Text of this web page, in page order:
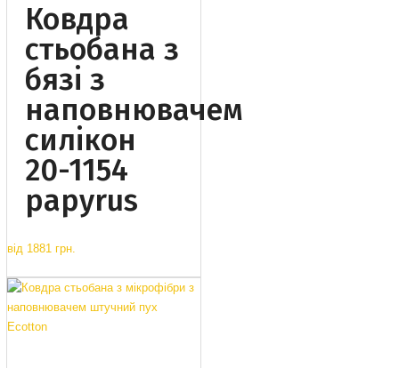
Ковдра
стьобана з
бязі з
наповнювачем
силікон
20-1154
papyrus
від 1881 грн.